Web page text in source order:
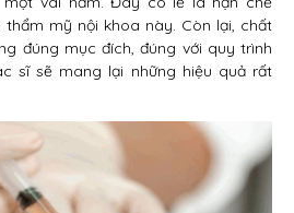
mỹ nội khoa này. Còn lại, chất
đúng mục đích, đúng với quy trình
sĩ sẽ mang lại những hiệu quả rất